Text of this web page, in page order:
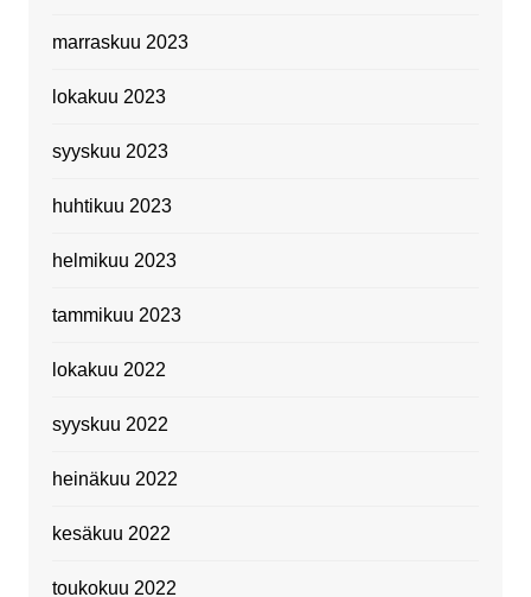
marraskuu 2023
lokakuu 2023
syyskuu 2023
huhtikuu 2023
helmikuu 2023
tammikuu 2023
lokakuu 2022
syyskuu 2022
heinäkuu 2022
kesäkuu 2022
toukokuu 2022